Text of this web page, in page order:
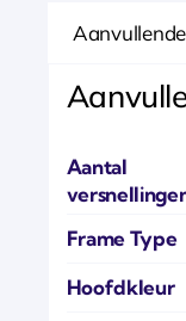
Aantal
Frame Type
Hoofdkleur